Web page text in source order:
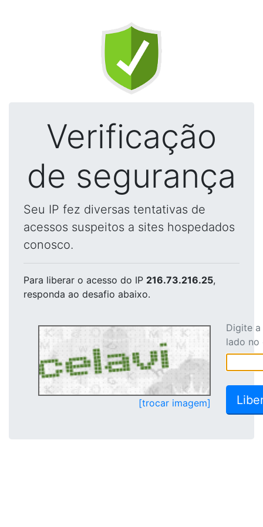
Verificação
de segurança
Seu IP fez diversas tentativas de
acessos suspeitos a sites hospedados
conosco.
Para liberar o acesso do IP 216.73.216.25,
responda ao desafio abaixo.
[trocar imagem]
Digite
lado no